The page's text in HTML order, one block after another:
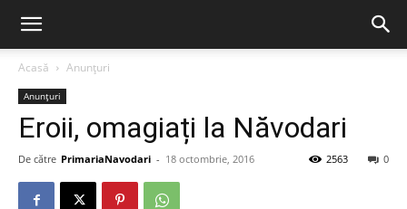
Acasă Anunțuri
Anunțuri
Eroii, omagiați la Năvodari
De către PrimariaNavodari - 18 octombrie, 2016 0
2563